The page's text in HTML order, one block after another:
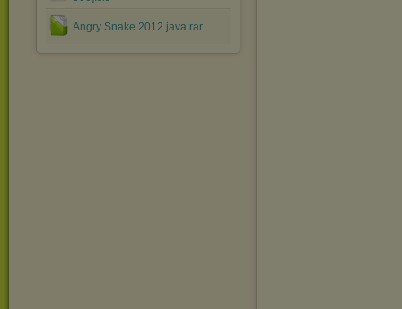
Angry Snake 2012 java.rar